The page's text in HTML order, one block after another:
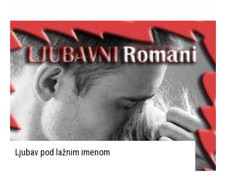
Ljubav pod lažnim imenom